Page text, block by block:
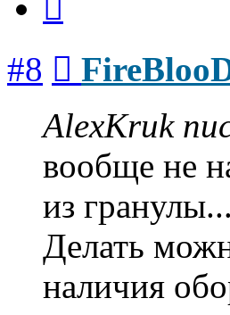
#8
AlexKruk
вообще не
из гранулы...
Делать
наличия